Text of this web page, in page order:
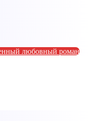
любовный роман